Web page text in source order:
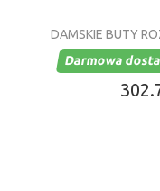
DAMSKIE BUTY
Darmowa